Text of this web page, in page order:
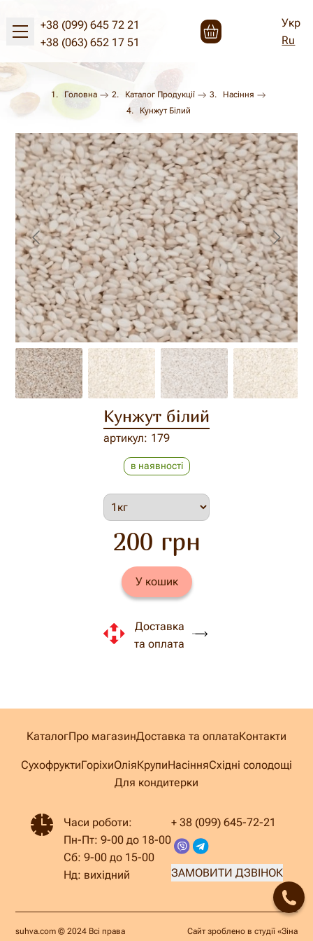
+38 (099) 645 72 21
+38 (063) 652 17 51
Укр
Ru
Головна Каталог Продукції
Насіння
Кунжут Білий
Кунжут білий
артикул 179
в наявності
200 грн
У кошик
Доставка
та оплата
КаталогПро магазинДоставка та оплатаКонтакти
СухофруктиГоріхиОліяКрупиНасінняСхідні солодощі
Для кондитерки
Часи роботи:
Пн-Пт: 9-00 до 18-00
Сб: 9-00 до 15-00
Нд: вихідний
+ 38 (099) 645-72-21
ЗАМОВИТИ ДЗВІНОК
suhva.com © 2024 Всі права Сайт зроблено в студії «Зіна